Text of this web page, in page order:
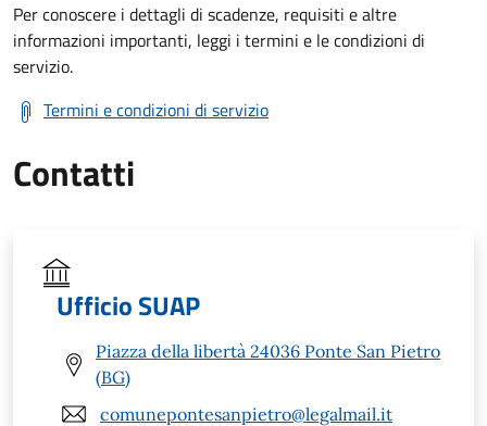
Per conoscere i dettagli di scadenze, requisiti e altre
informazioni importanti, leggi i termini e le condizioni di
servizio.
Termini e condizioni di servizio
Contatti
Ufficio SUAP
Piazza della libertà 24036 Ponte San Pietro
(BG)
comunepontesanpietro@legalmail.it